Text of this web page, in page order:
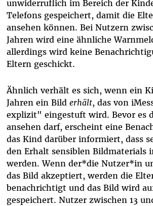
unwiderruflich im Bereich der
Telefons gespeichert, damit die
ansehen können. Bei Nutzern
Jahren wird eine ähnliche
allerdings wird keine
Eltern geschickt.
Ähnlich verhält es sich, wenn ein
Jahren ein Bild erhält, das von
explizit" eingestuft wird. Bevor es
ansehen darf, erscheint eine
das Kind darüber informiert, dass
den Erhalt sensiblen Bildmaterials
werden. Wenn der*die Nutzer*in
das Bild akzeptiert, werden die
benachrichtigt und das Bild wird
gespeichert. Nutzer zwischen 13